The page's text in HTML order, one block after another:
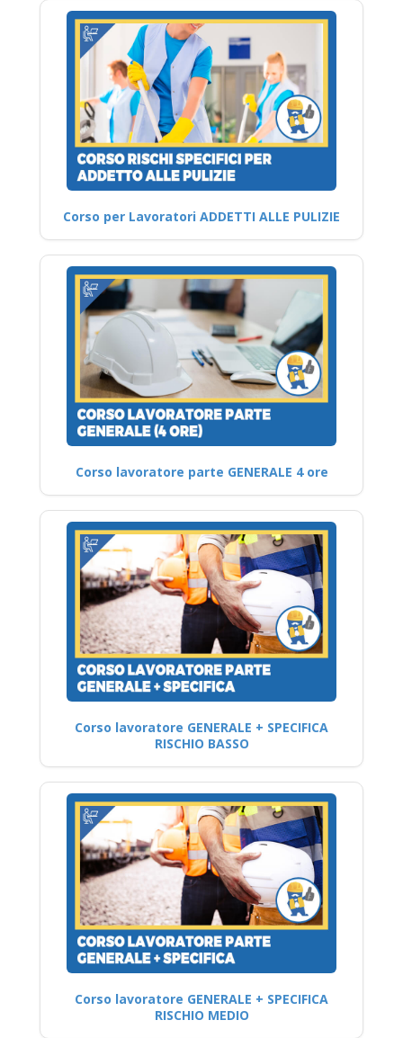
Corso per Lavoratori ADDETTI ALLE PULIZIE
Corso lavoratore parte GENERALE 4 ore
Corso lavoratore GENERALE + SPECIFICA
RISCHIO BASSO
Corso lavoratore GENERALE + SPECIFICA
RISCHIO MEDIO